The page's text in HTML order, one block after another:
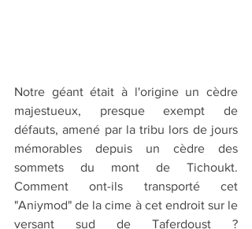
Notre géant était à l'origine un cèdre
majestueux, presque exempt de
défauts, amené par la tribu lors de jours
mémorables depuis un cèdre des
sommets du mont de Tichoukt.
Comment ont-ils transporté cet
"Aniymod" de la cime à cet endroit sur le
versant sud de Taferdoust ?